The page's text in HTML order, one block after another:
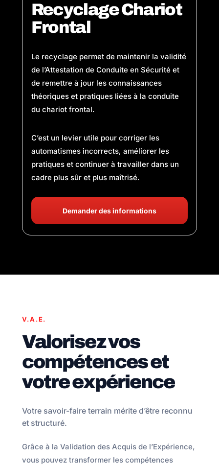
Recyclage Chariot
Frontal
Le recyclage permet de maintenir la validité
de l’Attestation de Conduite en Sécurité et
de remettre à jour les connaissances
théoriques et pratiques liées à la conduite
du chariot frontal.
C’est un levier utile pour corriger les
automatismes incorrects, améliorer les
pratiques et continuer à travailler dans un
cadre plus sûr et plus maîtrisé.
Demander des informations
V.A.E.
Valorisez vos
compétences et
votre expérience
Votre savoir-faire terrain mérite d’être reconnu
et structuré.
Grâce à la Validation des Acquis de l’Expérience,
vous pouvez transformer les compétences